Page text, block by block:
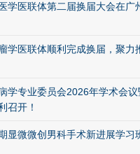
学医联体第二届换届大会在广
学医联体顺利完成换届，聚力
学专业委员会2026年学术会
召开！
显微微创男科手术新进展学习